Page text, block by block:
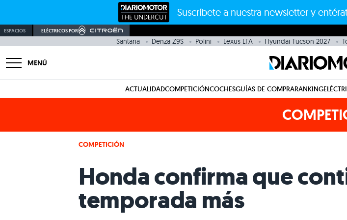
Suscríbete a nuestra newsletter y
ESPACIOS ELÉCTRICOS POR
Santana Denza Z9S Polini Lexus LFA Hyundai Tucson 2027
MENÚ
ACTUALIDADCOMPETICIÓNCOCHESGUÍAS DE COMPRARANKING
COMPETICIÓN
Honda confirma que
temporada más